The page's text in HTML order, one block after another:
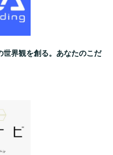
世界観を創る。あなたのこだ